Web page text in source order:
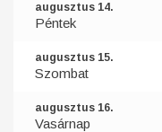
augusztus 14.
Péntek
augusztus 15.
Szombat
augusztus 16.
Vasárnap